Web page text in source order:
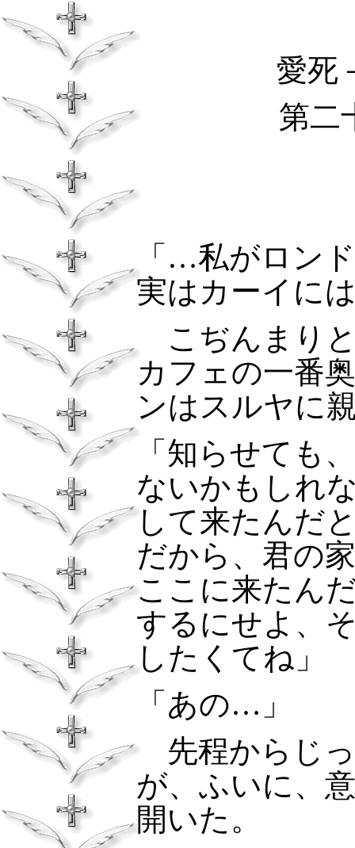
愛死
第二
「…私がロン
実はカーイに
こぢんまり
カフェの一番
ンはスルヤに
「知らせても
ないかもしれ
して来たんだ
だから、君の
ここに来たん
するにせよ、
したくてね」
「あの…」
先程からじっ
が、ふいに、
開いた。